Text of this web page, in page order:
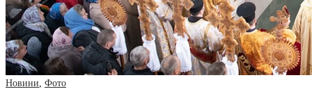
Новини Фото